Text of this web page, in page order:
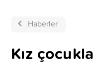
Haberler
Kız